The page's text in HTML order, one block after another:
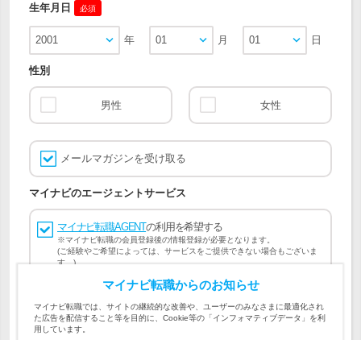
生年月日 必須
2001 年 01 月 01 日
性別
男性 女性
メールマガジンを受け取る
マイナビのエージェントサービス
マイナビ転職AGENTの利用を希望する
※マイナビ転職の会員登録後の情報登録が必要となります。
(ご経験やご希望によっては、サービスをご提供できない場合もございま
す。)
会員登録には マイナビ転職 会員規約
マイナビ転職AGENT
会員規約、マイナビ転職AGENT 個人情報の取り扱い および
個人情報の取り扱い
マイナビ転職からのお知らせ
マイナビ転職では、サイトの継続的な改善や、ユーザーのみなさまに最適化され
た広告を配信すること等を目的に、Cookie等の「インフォマティブデータ」を利
用しています。